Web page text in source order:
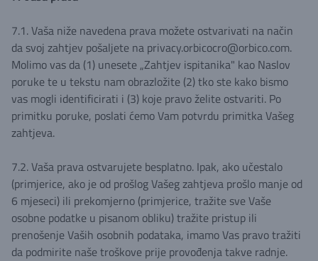
7.1. Vaša niže navedena prava možete ostvarivati na način
da svoj zahtjev pošaljete na privacy.orbicocro@orbico.com.
Molimo vas da (1) unesete „Zahtjev ispitanika" kao Naslov
poruke te u tekstu nam obrazložite (2) tko ste kako bismo
vas mogli identificirati i (3) koje pravo želite ostvariti. Po
primitku poruke, poslati ćemo Vam potvrdu primitka Vašeg
zahtjeva.
7.2. Vaša prava ostvarujete besplatno. Ipak, ako učestalo
(primjerice, ako je od prošlog Vašeg zahtjeva prošlo manje od
6 mjeseci) ili prekomjerno (primjerice, tražite sve Vaše
osobne podatke u pisanom obliku) tražite pristup ili
prenošenje Vaših osobnih podataka, imamo Vas pravo tražiti
da podmirite naše troškove prije provođenja takve radnje.